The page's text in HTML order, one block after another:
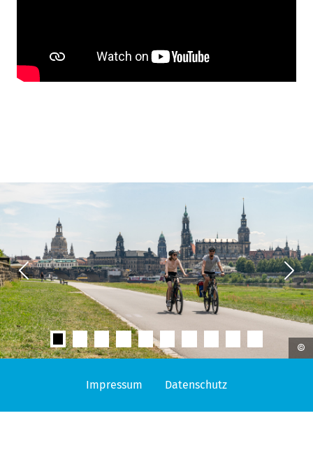
Previous Next
Impressum Datenschutz